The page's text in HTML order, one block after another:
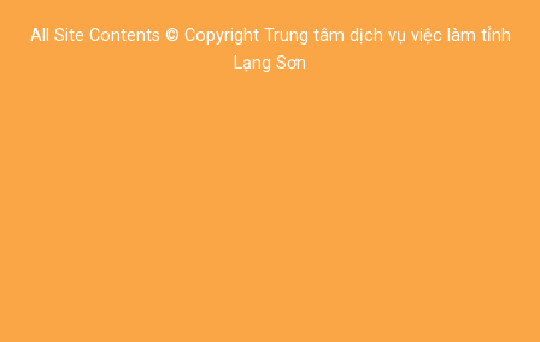
All Site Contents © Copyright Trung tâm dịch vụ việc làm tỉnh
Lạng Sơn